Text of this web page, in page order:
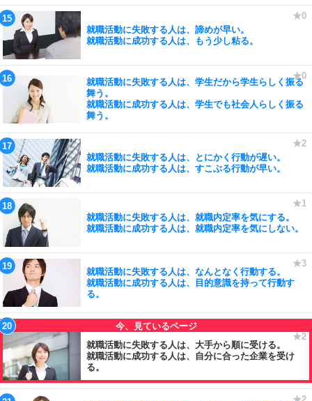
就職活動に失敗する人は、諦めが早い。
就職活動に成功する人は、もう少し粘る。
就職活動に失敗する人は、学生だから学生らしく振る
舞う。
就職活動に成功する人は、学生でも社会人らしく振る
舞う。
就職活動に失敗する人は、とにかく行動が遅い。
就職活動に成功する人は、すこぶる行動が早い。
就職活動に失敗する人は、就職内定率を気にする。
就職活動に成功する人は、就職内定率を気にしない。
就職活動に失敗する人は、なんとなく行動する。
就職活動に成功する人は、目的意識を持って行動す
る。
就職活動に失敗する人は、大手から順に受ける。
就職活動に成功する人は、自分に合った企業を受け
る。